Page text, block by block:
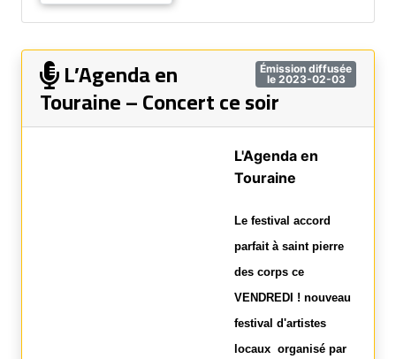
Émission diffusée
le 2023-02-03
L’Agenda en
Touraine – Concert ce soir
L'Agenda en
Touraine
Le festival accord
parfait à saint pierre
des corps ce
VENDREDI ! nouveau
festival d'artistes
locaux organisé par